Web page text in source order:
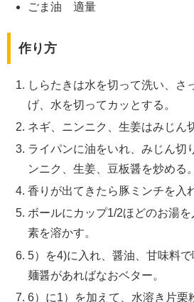
ごま油 適量
作り方
しらたきは水を切って洗い、さ
げ、水を切ってカッとする。
ネギ、ニンニク、生姜はみじん
ライパンに油をいれ、みじん切
ンニク、生姜、豆板醤を炒める。
香りが出てきたら豚ミンチを入
ボールにカップ1/2ほどのお湯
素を溶かす。
5）を4)に入れ、醤油、甘味料
麺醤があればなおベター。
6）に1）を加えて、水溶き片栗